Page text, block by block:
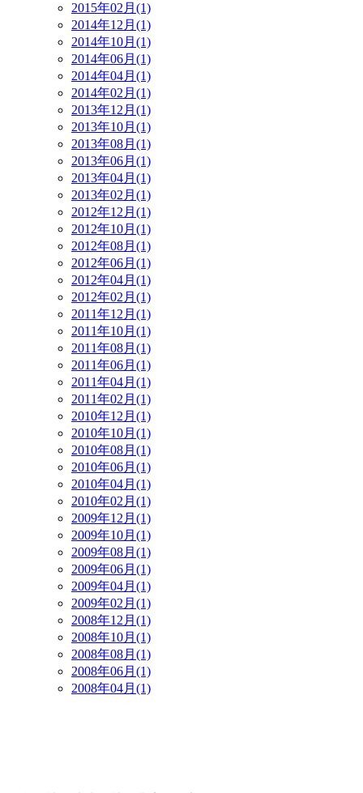
2015年02月(1)
2014年12月(1)
2014年10月(1)
2014年06月(1)
2014年04月(1)
2014年02月(1)
2013年12月(1)
2013年10月(1)
2013年08月(1)
2013年06月(1)
2013年04月(1)
2013年02月(1)
2012年12月(1)
2012年10月(1)
2012年08月(1)
2012年06月(1)
2012年04月(1)
2012年02月(1)
2011年12月(1)
2011年10月(1)
2011年08月(1)
2011年06月(1)
2011年04月(1)
2011年02月(1)
2010年12月(1)
2010年10月(1)
2010年08月(1)
2010年06月(1)
2010年04月(1)
2010年02月(1)
2009年12月(1)
2009年10月(1)
2009年08月(1)
2009年06月(1)
2009年04月(1)
2009年02月(1)
2008年12月(1)
2008年10月(1)
2008年08月(1)
2008年06月(1)
2008年04月(1)